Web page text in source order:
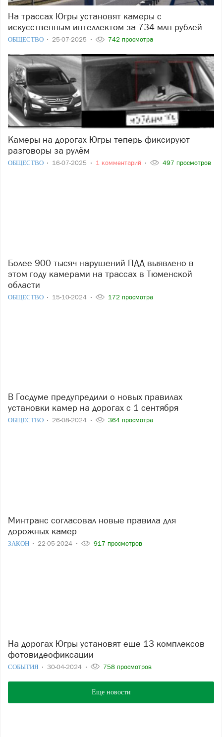
На трассах Югры установят камеры с
искусственным интеллектом за 734 млн рублей
ОБЩЕСТВО 25-07-2025 742 просмотра
Камеры на дорогах Югры теперь фиксируют
разговоры за рулём
ОБЩЕСТВО 16-07-2025 1 комментарий 497 просмотров
Более 900 тысяч нарушений ПДД выявлено в
этом году камерами на трассах в Тюменской
области
ОБЩЕСТВО 15-10-2024 172 просмотра
В Госдуме предупредили о новых правилах
установки камер на дорогах с 1 сентября
ОБЩЕСТВО 26-08-2024 364 просмотра
Минтранс согласовал новые правила для
дорожных камер
ЗАКОН 22-05-2024 917 просмотров
На дорогах Югры установят еще 13 комплексов
фотовидеофиксации
СОБЫТИЯ 30-04-2024 758 просмотров
Еще новости